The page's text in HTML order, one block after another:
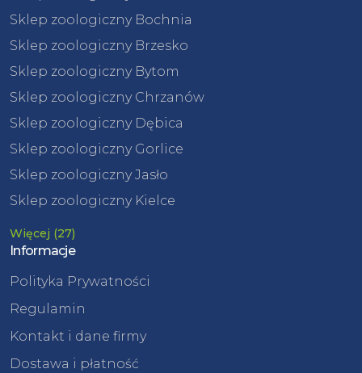
Sklep zoologiczny Bochnia
Sklep zoologiczny Brzesko
Sklep zoologiczny Bytom
Sklep zoologiczny Chrzanów
Sklep zoologiczny Dębica
Sklep zoologiczny Gorlice
Sklep zoologiczny Jasło
Sklep zoologiczny Kielce
Więcej (27)
Informacje
Polityka Prywatności
Regulamin
Kontakt i dane firmy
Dostawa i płatność